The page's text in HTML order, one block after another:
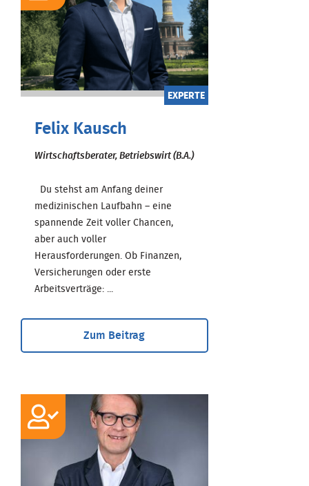
EXPERTE
Felix Kausch
Wirtschaftsberater, Betriebswirt (B.A.)
Du stehst am Anfang deiner
medizinischen Laufbahn – eine
spannende Zeit voller Chancen,
aber auch voller
Herausforderungen. Ob Finanzen,
Versicherungen oder erste
Arbeitsverträge: ...
Zum Beitrag